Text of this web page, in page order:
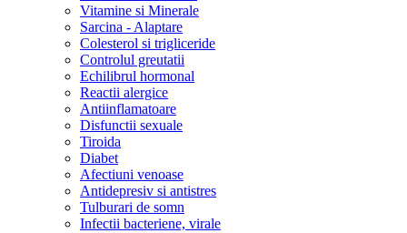
Vitamine si Minerale
Sarcina - Alaptare
Colesterol si trigliceride
Controlul greutatii
Echilibrul hormonal
Reactii alergice
Antiinflamatoare
Disfunctii sexuale
Tiroida
Diabet
Afectiuni venoase
Antidepresiv si antistres
Tulburari de somn
Infectii bacteriene, virale